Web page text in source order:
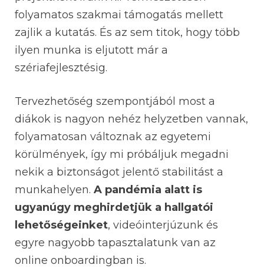
folyamatos szakmai támogatás mellett
zajlik a kutatás. És az sem titok, hogy több
ilyen munka is eljutott már a
szériafejlesztésig.
Tervezhetőség szempontjából most a
diákok is nagyon nehéz helyzetben vannak,
folyamatosan változnak az egyetemi
körülmények, így mi próbáljuk megadni
nekik a biztonságot jelentő stabilitást a
munkahelyen. A pandémia alatt is
ugyanúgy meghirdetjük a hallgatói
lehetőségeinket, videóinterjúzunk és
egyre nagyobb tapasztalatunk van az
online onboardingban is.